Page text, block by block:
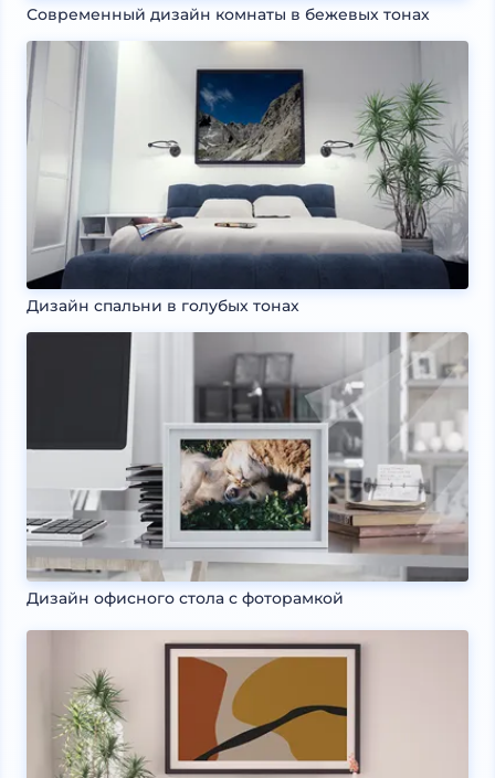
Современный дизайн комнаты в бежевых тонах
Дизайн спальни в голубых тонах
Дизайн офисного стола с фоторамкой